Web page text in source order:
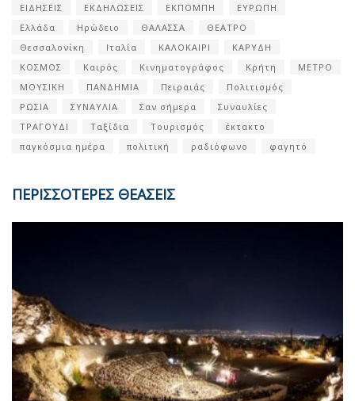
ΕΙΔΗΣΕΙΣ ΕΚΔΗΛΩΣΕΙΣ ΕΚΠΟΜΠΗ
ΕΥΡΩΠΗ
Ελλάδα
Ηρώδειο ΘΑΛΑΣΣΑ
ΘΕΑΤΡΟ
Θεσσαλονίκη
Ιταλία ΚΑΛΟΚΑΙΡΙ
ΚΑΡΥΔΗ
ΚΟΣΜΟΣ
Καιρός Κινηματογράφος Κρήτη
ΜΕΤΡΟ
ΜΟΥΣΙΚΗ
ΠΑΝΔΗΜΙΑ Πειραιάς
Πολιτισμός
ΡΩΣΙΑ
ΣΥΝΑΥΛΙΑ Σαν σήμερα
Συναυλίες
ΤΡΑΓΟΥΔΙ
Ταξίδια Τουρισμός
έκτακτο
παγκόσμια ημέρα
πολιτική ραδιόφωνο φαγητό
ΠΕΡΙΣΣΟΤΕΡΕΣ ΘΕΑΣΕΙΣ